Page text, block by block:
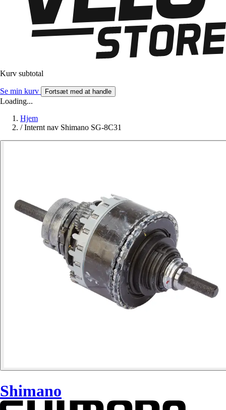
Kurv subtotal
Se min kurv Fortsæt med at handle
Loading...
Hjem
/ Internt nav Shimano SG-8C31
Shimano